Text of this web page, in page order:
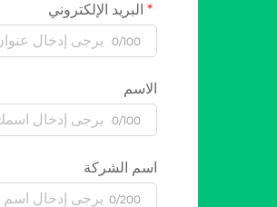
البريد الإلكتروني
0/100
الاسم
0/100
اسم الشركة
0/200